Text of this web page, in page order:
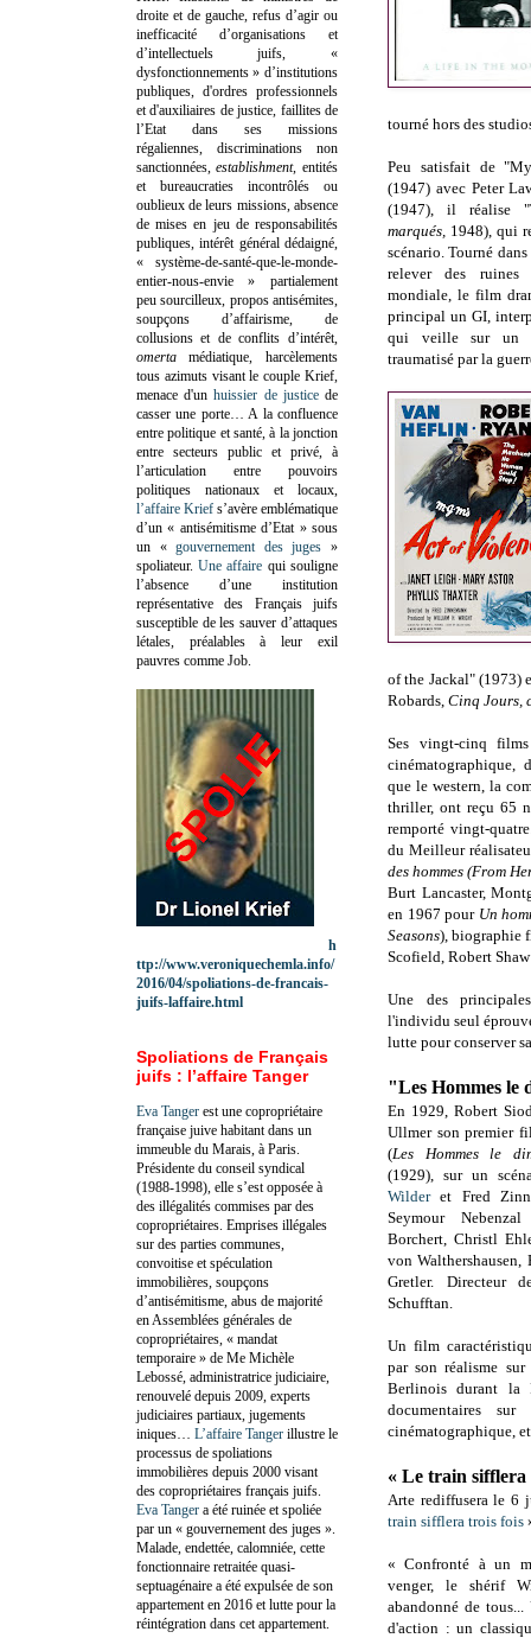
tourné hors des
Peu satisfait de
(1947) avec Peter
(1947), il réalise
marqués, 1948), qui
scénario. Tourné
relever des ruines
mondiale, le film
principal un GI,
qui veille sur un
traumatisé par la
of the Jackal" (1973)
Robards, Cinq Jours,
Ses vingt-cinq
cinématographique,
que le western, la
thriller, ont reçu 65
remporté vingt-
du Meilleur
des hommes (From
Burt Lancaster,
en 1967 pour Un
Seasons), biographie
Scofield, Robert
Une des
l'individu seul
lutte pour conserver
"Les Hommes le
En 1929, Robert
Ullmer son premier
(Les Hommes le
(1929), sur un
Wilderet Fred
Seymour
Borchert, Christl
von Walthershausen,
Gretler. Directeur
Schufftan.
Un film
par son réalisme
Berlinois durant la
documentaires
cinématographique,
« Le train sifflera
Arte rediffusera le
train sifflera trois fois
« Confronté à un
venger, le shérif
abandonné de
d'action : un
droite et de gauche, refus d’agir ou
inefficacité d’organisations et
d’intellectuels juifs, «
dysfonctionnements » d’institutions
publiques, d'ordres professionnels
et d'auxiliaires de justice, faillites de
l’Etat dans ses missions
régaliennes, discriminations non
sanctionnées,establishment, entités
et bureaucraties incontrôlés ou
oublieux de leurs missions, absence
de mises en jeu de responsabilités
publiques, intérêt général dédaigné,
« système-de-santé-que-le-monde-
entier-nous-envie » partialement
peu sourcilleux, propos antisémites,
soupçons d’affairisme, de
collusions et de conflits d’intérêt,
omertamédiatique, harcèlements
tous azimuts visant le couple Krief,
menace d'unhuissier de justicede
casser une porte… A la confluence
entre politique et santé, à la jonction
entre secteurs public et privé, à
l’articulation entre pouvoirs
politiques nationaux et locaux,
l’affaire Krief s’avère emblématique
d’un « antisémitisme d’Etat » sous
un «gouvernement des juges »
spoliateur.Une affaire qui souligne
l’absence d’une institution
représentative des Français juifs
susceptible de les sauver d’attaques
létales, préalables à leur exil
pauvres comme Job.
h
ttp://www.veroniquechemla.info/
2016/04/spoliations-de-francais-
juifs-laffaire.html
Spoliations de Français
juifs : l’affaire Tanger
Eva Tanger est une copropriétaire
française juive habitant dans un
immeuble du Marais, à Paris.
Présidente du conseil syndical
(1988-1998), elle s’est opposée à
des illégalités commises par des
copropriétaires. Emprises illégales
sur des parties communes,
convoitise et spéculation
immobilières, soupçons
d’antisémitisme, abus de majorité
en Assemblées générales de
copropriétaires, « mandat
temporaire » de Me Michèle
Lebossé, administratrice judiciaire,
renouvelé depuis 2009, experts
judiciaires partiaux, jugements
iniques… L’affaire Tanger illustre le
processus de spoliations
immobilières depuis 2000 visant
des copropriétaires français juifs.
Eva Tanger a été ruinée et spoliée
par un « gouvernement des juges ».
Malade, endettée, calomniée, cette
fonctionnaire retraitée quasi-
septuagénaire a été expulsée de son
appartement en 2016 et lutte pour la
réintégration dans cet appartement.